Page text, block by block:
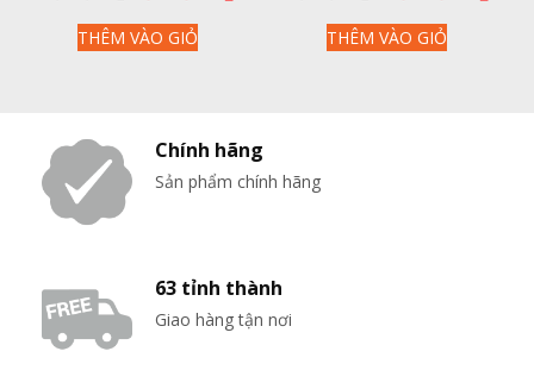
là:
THÊM VÀO GIỎ
là:
THÊM VÀO GIỎ
Chính hãng
Sản phẩm chính hãng
63 tỉnh thành
Giao hàng tận nơi